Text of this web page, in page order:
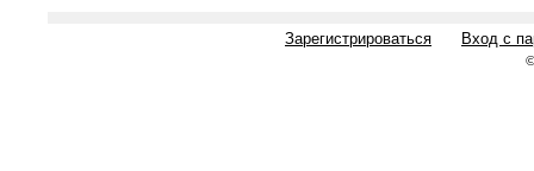
Зарегистрироваться Вход с